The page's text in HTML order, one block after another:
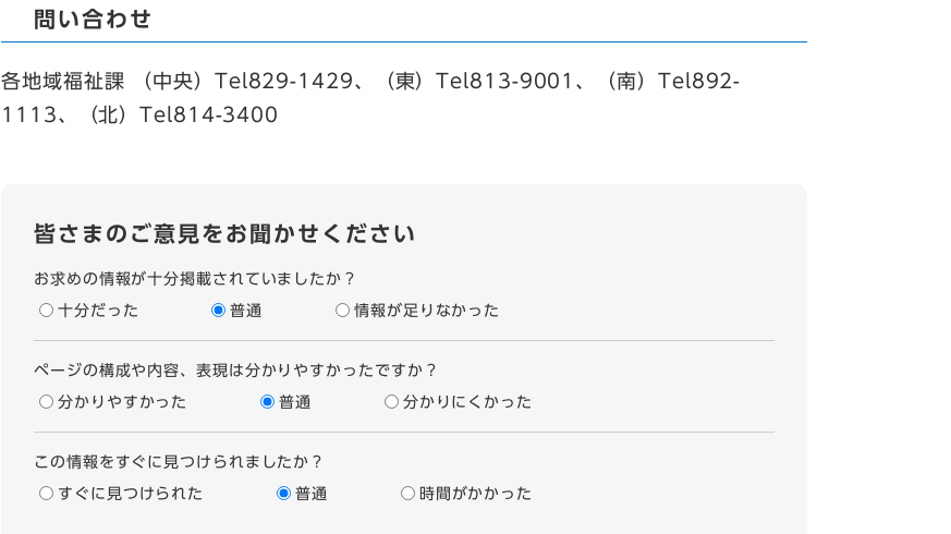
問い合わせ
各地域福祉課 （中央）Tel829-1429、（東）Tel813-9001、（南）Tel892-
1113、（北）Tel814-3400
皆さまのご意見をお聞かせください
お求めの情報が十分掲載されていましたか？
十分だった 普通 情報が足りなかった
ページの構成や内容、表現は分かりやすかったですか？
分かりやすかった 普通 分かりにくかった
この情報をすぐに見つけられましたか？
すぐに見つけられた 普通 時間がかかった